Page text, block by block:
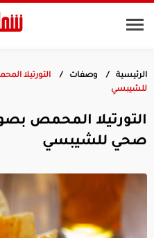
الرئيسية وصفات
التورتيلا
للشيبسي
التورتيلا المحمص
صحي للشيبسي